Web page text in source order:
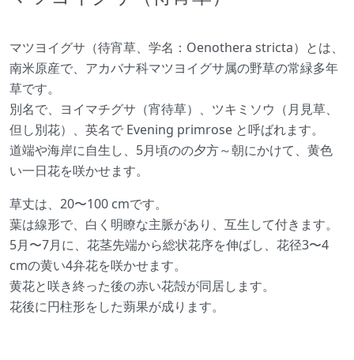
マツヨイグサ（待宵草、学名：Oenothera stricta）とは、
南米原産で、アカバナ科マツヨイグサ属の野草の常緑多年
草です。
別名で、ヨイマチグサ（宵待草）、ツキミソウ（月見草、
但し別花）、英名で Evening primrose と呼ばれます。
道端や海岸に自生し、5月頃のの夕方～朝にかけて、黄色
い一日花を咲かせます。
草丈は、20〜100 cmです。
葉は線形で、白く明瞭な主脈があり、互生して付きます。
5月〜7月に、花茎先端から総状花序を伸ばし、花径3〜4
cmの黄い4弁花を咲かせます。
黄花と咲き終った後の赤い花殻が同居します。
花後に円柱形をした蒴果が成ります。